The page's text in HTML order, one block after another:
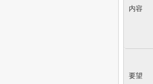
内容
要望